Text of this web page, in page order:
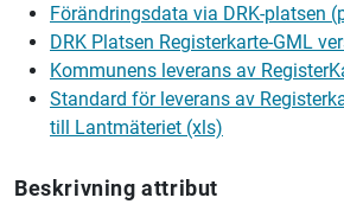
Förändringsdata via DRK-platsen
DRK Platsen Registerkarte-GML
Kommunens leverans av
Standard för leverans av
till Lantmäteriet (xls)
Beskrivning attribut